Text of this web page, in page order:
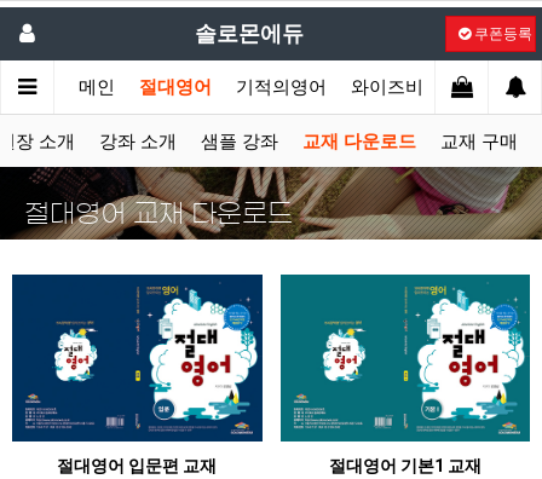
솔로몬에듀 쿠폰등록
메인 절대영어 기적의영어 와이즈비 액션잉글
장 소개 강좌 소개 샘플 강좌 교재 다운로드 교재 구매
절대영어 교재 다운로드
절대영어 입문편 교재 절대영어 기본1 교재